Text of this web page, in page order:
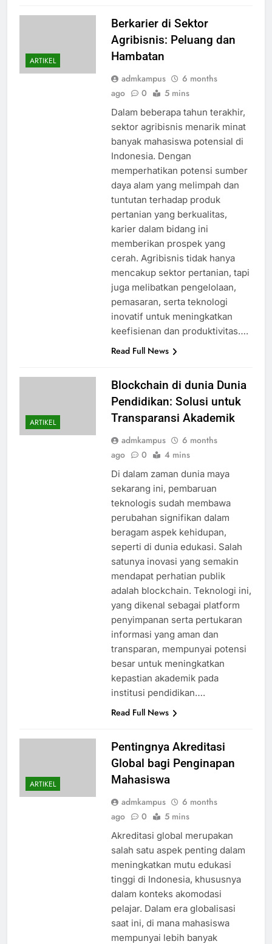
ARTIKEL
Berkarier di Sektor
Agribisnis: Peluang dan
Hambatan
admkampus
6 months
ago
0 5 mins
Dalam beberapa tahun terakhir,
sektor agribisnis menarik minat
banyak mahasiswa potensial di
Indonesia. Dengan
memperhatikan potensi sumber
daya alam yang melimpah dan
tuntutan terhadap produk
pertanian yang berkualitas,
karier dalam bidang ini
memberikan prospek yang
cerah. Agribisnis tidak hanya
mencakup sektor pertanian, tapi
juga melibatkan pengelolaan,
pemasaran, serta teknologi
inovatif untuk meningkatkan
keefisienan dan produktivitas….
Read Full News
ARTIKEL
Blockchain di dunia Dunia
Pendidikan: Solusi untuk
Transparansi Akademik
admkampus
6 months
ago
0 4 mins
Di dalam zaman dunia maya
sekarang ini, pembaruan
teknologis sudah membawa
perubahan signifikan dalam
beragam aspek kehidupan,
seperti di dunia edukasi. Salah
satunya inovasi yang semakin
mendapat perhatian publik
adalah blockchain. Teknologi ini,
yang dikenal sebagai platform
penyimpanan serta pertukaran
informasi yang aman dan
transparan, mempunyai potensi
besar untuk meningkatkan
kepastian akademik pada
institusi pendidikan….
Read Full News
ARTIKEL
Pentingnya Akreditasi
Global bagi Penginapan
Mahasiswa
admkampus
6 months
ago
0 5 mins
Akreditasi global merupakan
salah satu aspek penting dalam
meningkatkan mutu edukasi
tinggi di Indonesia, khususnya
dalam konteks akomodasi
pelajar. Dalam era globalisasi
saat ini, di mana mahasiswa
mempunyai lebih banyak